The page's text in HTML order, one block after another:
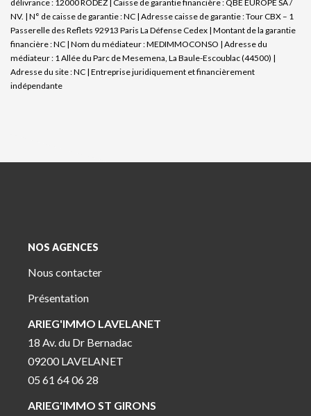
délivrance : 12000 RODEZ | Caisse de garantie financière : QBE EUROPE SA /
NV. | N° de caisse de garantie : NC | Adresse caisse de garantie : Tour CBX – 1
Passerelle des Reflets 92913 Paris La Défense Cedex | Montant de la garantie
financière : NC | Nom du médiateur : MEDIMMOCONSO | Adresse du
médiateur : 1 Allée du Parc de Mesemena, La Baule-Escoublac (44500) |
Adresse du site : NC | Entreprise juridiquement et financièrement
indépendante
NOS AGENCES
Nous contacter
Présentation
ARIEG'IMMO LAVELANET
18 Av. du Dr Bernadac
09200 LAVELANET
05 61 64 06 28
ARIEG'IMMO ST GIRONS